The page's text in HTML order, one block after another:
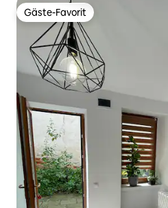
Gäste-Favorit
Gäste-Favorit